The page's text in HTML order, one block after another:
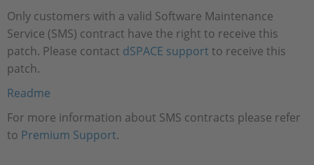
Only customers with a valid Software Maintenance
Service (SMS) contract have the right to receive this
patch. Please contact dSPACE support to receive this
patch.
Readme
For more information about SMS contracts please refer
to Premium Support.